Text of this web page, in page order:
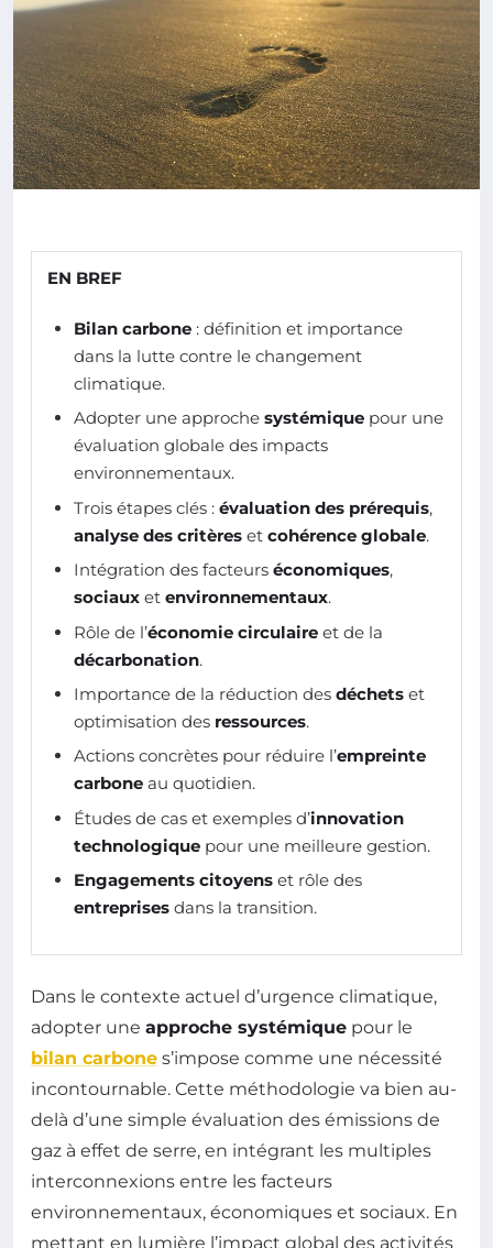
EN BREF
Bilan carbone : définition et importance
dans la lutte contre le changement
climatique.
Adopter une approche systémique pour une
évaluation globale des impacts
environnementaux.
Trois étapes clés : évaluation des prérequis,
analyse des critères et cohérence globale.
Intégration des facteurs économiques,
sociaux et environnementaux.
Rôle de l’économie circulaire et de la
décarbonation.
Importance de la réduction des déchets et
optimisation des ressources.
Actions concrètes pour réduire l’empreinte
carbone au quotidien.
Études de cas et exemples d’innovation
technologique pour une meilleure gestion.
Engagements citoyens et rôle des
entreprises dans la transition.
Dans le contexte actuel d’urgence climatique,
adopter une approche systémique pour le
bilan carbone s’impose comme une nécessité
incontournable. Cette méthodologie va bien au-
delà d’une simple évaluation des émissions de
gaz à effet de serre, en intégrant les multiples
interconnexions entre les facteurs
environnementaux, économiques et sociaux. En
mettant en lumière l’impact global des activités